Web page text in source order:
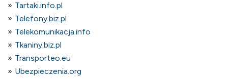
Tartaki.info.pl
Telefony.biz.pl
Telekomunikacja.info
Tkaniny.biz.pl
Transporteo.eu
Ubezpieczenia.org